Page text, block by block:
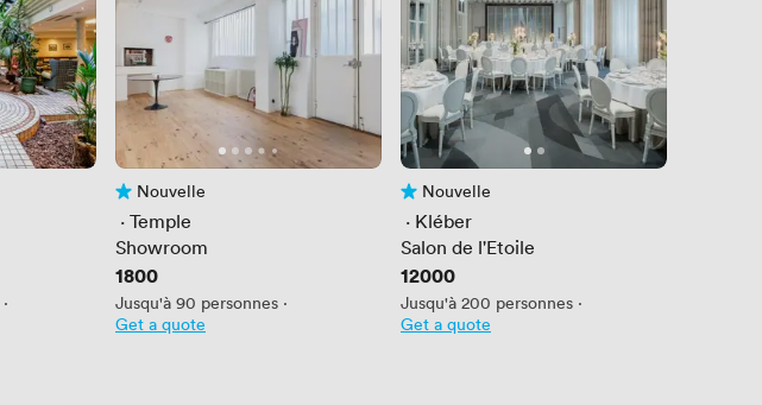
·
Pas encore d'avis
Nouvelle
· Temple
Showroom
Prix
1800
Jusqu'à 90 personnes ·
Get a quote
Pas encore d'avis
Nouvelle
· Kléber
Salon de l'Etoile
Prix
12000
Jusqu'à 200 personnes ·
Get a quote